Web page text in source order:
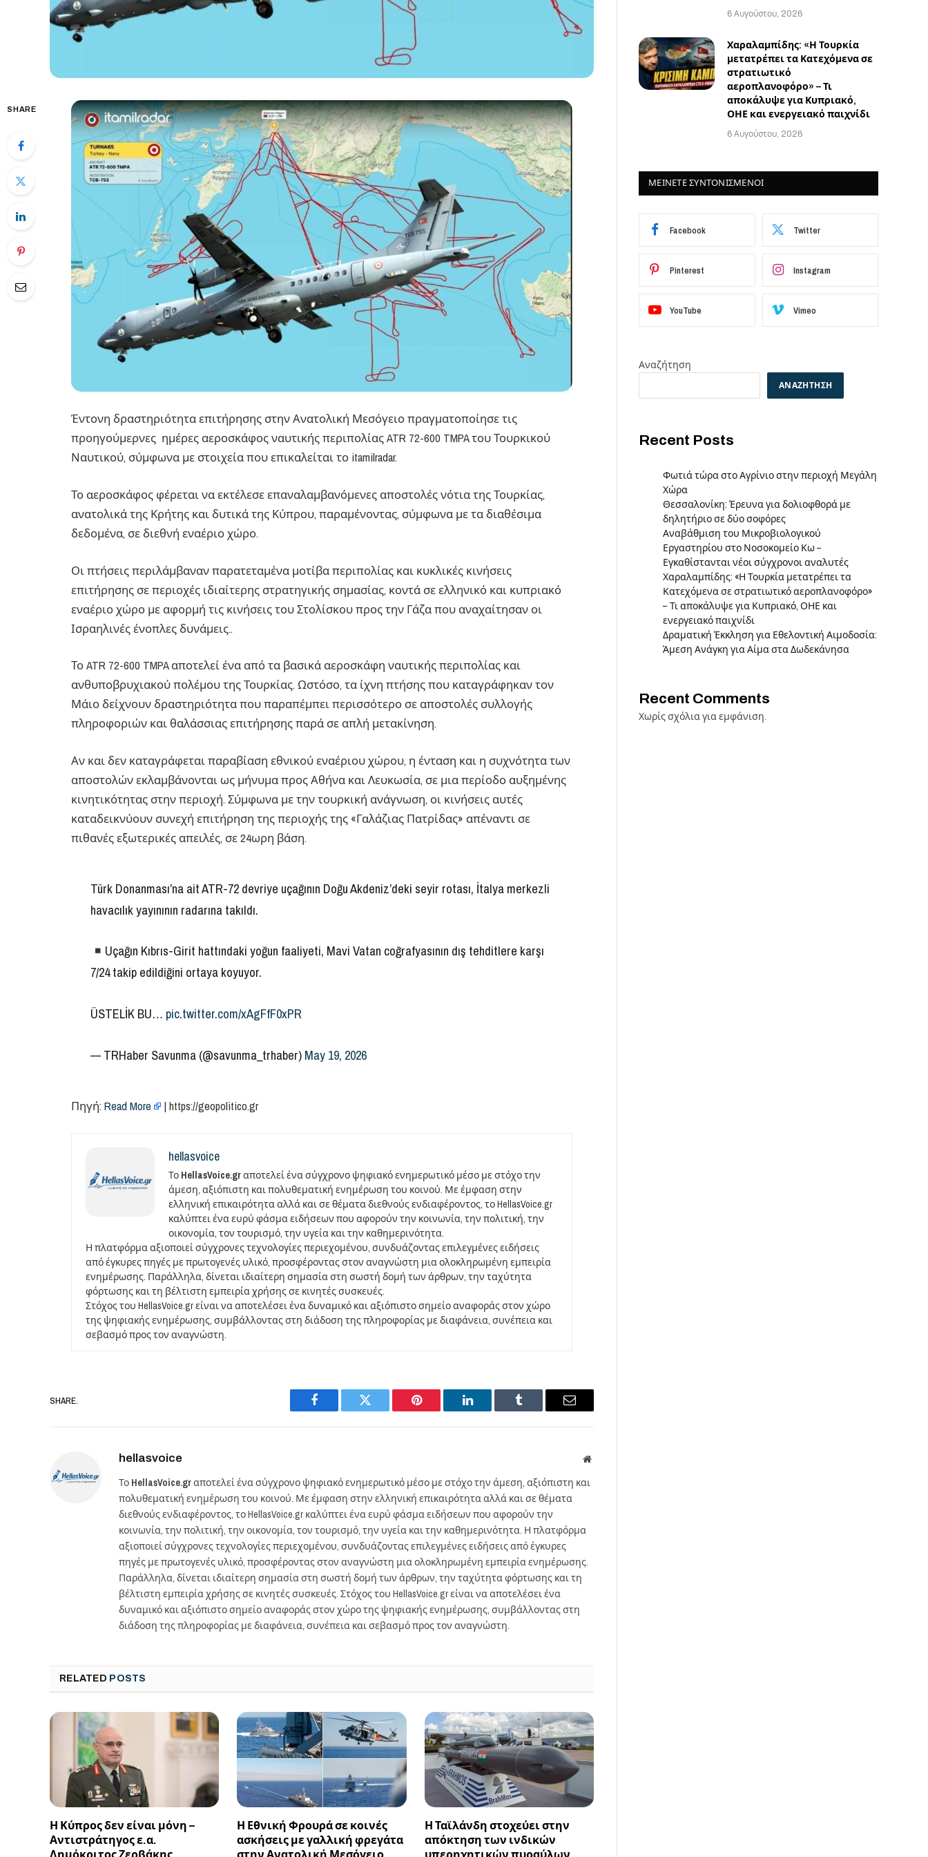
SHARE
Έντονη δραστηριότητα επιτήρησης στην Ανατολική Μεσόγειο πραγματοποίησε τις
προηγούμερνες ημέρες αεροσκάφος ναυτικής περιπολίας ATR 72-600 TMPA του Τουρκικού
Ναυτικού, σύμφωνα με στοιχεία που επικαλείται το itamilradar.
Το αεροσκάφος φέρεται να εκτέλεσε επαναλαμβανόμενες αποστολές νότια της Τουρκίας,
ανατολικά της Κρήτης και δυτικά της Κύπρου, παραμένοντας, σύμφωνα με τα διαθέσιμα
δεδομένα, σε διεθνή εναέριο χώρο.
Οι πτήσεις περιλάμβαναν παρατεταμένα μοτίβα περιπολίας και κυκλικές κινήσεις
επιτήρησης σε περιοχές ιδιαίτερης στρατηγικής σημασίας, κοντά σε ελληνικό και κυπριακό
εναέριο χώρο με αφορμή τις κινήσεις του Στολίσκου προς την Γάζα που αναχαίτησαν οι
Ισραηλινές ένοπλες δυνάμεις..
Το ATR 72-600 TMPA αποτελεί ένα από τα βασικά αεροσκάφη ναυτικής περιπολίας και
ανθυποβρυχιακού πολέμου της Τουρκίας. Ωστόσο, τα ίχνη πτήσης που καταγράφηκαν τον
Μάιο δείχνουν δραστηριότητα που παραπέμπει περισσότερο σε αποστολές συλλογής
πληροφοριών και θαλάσσιας επιτήρησης παρά σε απλή μετακίνηση.
Αν και δεν καταγράφεται παραβίαση εθνικού εναέριου χώρου, η ένταση και η συχνότητα των
αποστολών εκλαμβάνονται ως μήνυμα προς Αθήνα και Λευκωσία, σε μια περίοδο αυξημένης
κινητικότητας στην περιοχή. Σύμφωνα με την τουρκική ανάγνωση, οι κινήσεις αυτές
καταδεικνύουν συνεχή επιτήρηση της περιοχής της «Γαλάζιας Πατρίδας» απέναντι σε
πιθανές εξωτερικές απειλές, σε 24ωρη βάση.
Türk Donanması’na ait ATR-72 devriye uçağının Doğu Akdeniz’deki seyir rotası, İtalya merkezli
havacılık yayınının radarına takıldı.
Uçağın Kıbrıs-Girit hattındaki yoğun faaliyeti, Mavi Vatan coğrafyasının dış tehditlere karşı
7/24 takip edildiğini ortaya koyuyor.
ÜSTELİK BU… pic.twitter.com/xAgFfF0xPR
— TRHaber Savunma (@savunma_trhaber) May 19, 2026
Πηγή:Read More | https://geopolitico.gr
hellasvoice
Το HellasVoice.grαποτελεί ένα σύγχρονο ψηφιακό ενημερωτικό μέσο με στόχο την
άμεση, αξιόπιστη και πολυθεματική ενημέρωση του κοινού. Με έμφαση στην
ελληνική επικαιρότητα αλλά και σε θέματα διεθνούς ενδιαφέροντος, το HellasVoice.gr
καλύπτει ένα ευρύ φάσμα ειδήσεων που αφορούν την κοινωνία, την πολιτική, την
οικονομία, τον τουρισμό, την υγεία και την καθημερινότητα.
Η πλατφόρμα αξιοποιεί σύγχρονες τεχνολογίες περιεχομένου, συνδυάζοντας επιλεγμένες ειδήσεις
από έγκυρες πηγές με πρωτογενές υλικό, προσφέροντας στον αναγνώστη μια ολοκληρωμένη εμπειρία
ενημέρωσης. Παράλληλα, δίνεται ιδιαίτερη σημασία στη σωστή δομή των άρθρων, την ταχύτητα
φόρτωσης και τη βέλτιστη εμπειρία χρήσης σε κινητές συσκευές.
Στόχος του HellasVoice.gr είναι να αποτελέσει ένα δυναμικό και αξιόπιστο σημείο αναφοράς στον χώρο
της ψηφιακής ενημέρωσης, συμβάλλοντας στη διάδοση της πληροφορίας με διαφάνεια, συνέπεια και
σεβασμό προς τον αναγνώστη.
SHARE.
Facebook Twitter Pinterest LinkedIn Tumblr Email
hellasvoice Website
Το HellasVoice.grαποτελεί ένα σύγχρονο ψηφιακό ενημερωτικό μέσο με στόχο την άμεση, αξιόπιστη και
πολυθεματική ενημέρωση του κοινού. Με έμφαση στην ελληνική επικαιρότητα αλλά και σε θέματα
διεθνούς ενδιαφέροντος, το HellasVoice.gr καλύπτει ένα ευρύ φάσμα ειδήσεων που αφορούν την
κοινωνία, την πολιτική, την οικονομία, τον τουρισμό, την υγεία και την καθημερινότητα. Η πλατφόρμα
αξιοποιεί σύγχρονες τεχνολογίες περιεχομένου, συνδυάζοντας επιλεγμένες ειδήσεις από έγκυρες
πηγές με πρωτογενές υλικό, προσφέροντας στον αναγνώστη μια ολοκληρωμένη εμπειρία ενημέρωσης.
Παράλληλα, δίνεται ιδιαίτερη σημασία στη σωστή δομή των άρθρων, την ταχύτητα φόρτωσης και τη
βέλτιστη εμπειρία χρήσης σε κινητές συσκευές. Στόχος του HellasVoice.gr είναι να αποτελέσει ένα
δυναμικό και αξιόπιστο σημείο αναφοράς στον χώρο της ψηφιακής ενημέρωσης, συμβάλλοντας στη
διάδοση της πληροφορίας με διαφάνεια, συνέπεια και σεβασμό προς τον αναγνώστη.
RELATED POSTS
Η Κύπρος δεν είναι μόνη –
Αντιστράτηγος ε.α.
Η Εθνική Φρουρά σε κοινές
ασκήσεις με γαλλική φρεγάτα
Η Ταϊλάνδη στοχεύει στην
απόκτηση των ινδικών
6 Αυγούστου, 2026
Χαραλαμπίδης: «Η Τουρκία
μετατρέπει τα Κατεχόμενα σε
στρατιωτικό
αεροπλανοφόρο» – Τι
αποκάλυψε για Κυπριακό,
ΟΗΕ και ενεργειακό παιχνίδι
6 Αυγούστου, 2026
ΜΕΙΝΕΤΕ ΣΥΝΤΟΝΙΣΜΕΝΟΙ
Facebook Twitter
Pinterest Instagram
YouTube Vimeo
Αναζήτηση
ΑΝΑΖΉΤΗΣΗ
Recent Posts
Φωτιά τώρα στο Αγρίνιο στην περιοχή Μεγάλη
Χώρα
Θεσσαλονίκη: Έρευνα για δολιοφθορά με
δηλητήριο σε δύο σοφόρες
Αναβάθμιση του Μικροβιολογικού
Εργαστηρίου στο Νοσοκομείο Κω –
Εγκαθίστανται νέοι σύγχρονοι αναλυτές
Χαραλαμπίδης: «Η Τουρκία μετατρέπει τα
Κατεχόμενα σε στρατιωτικό αεροπλανοφόρο»
– Τι αποκάλυψε για Κυπριακό, ΟΗΕ και
ενεργειακό παιχνίδι
Δραματική Έκκληση για Εθελοντική Αιμοδοσία:
Άμεση Ανάγκη για Αίμα στα Δωδεκάνησα
Recent Comments
Χωρίς σχόλια για εμφάνιση.